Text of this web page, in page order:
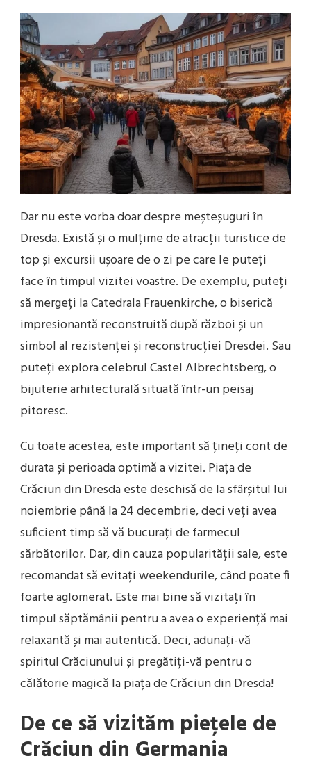
Dar nu este vorba doar despre meșteșuguri în
Dresda. Există și o mulțime de atracții turistice de
top și excursii ușoare de o zi pe care le puteți
face în timpul vizitei voastre. De exemplu, puteți
să mergeți la Catedrala Frauenkirche, o biserică
impresionantă reconstruită după război și un
simbol al rezistenței și reconstrucției Dresdei. Sau
puteți explora celebrul Castel Albrechtsberg, o
bijuterie arhitecturală situată într-un peisaj
pitoresc.
Cu toate acestea, este important să țineți cont de
durata și perioada optimă a vizitei. Piața de
Crăciun din Dresda este deschisă de la sfârșitul lui
noiembrie până la 24 decembrie, deci veți avea
suficient timp să vă bucurați de farmecul
sărbătorilor. Dar, din cauza popularității sale, este
recomandat să evitați weekendurile, când poate fi
foarte aglomerat. Este mai bine să vizitați în
timpul săptămânii pentru a avea o experiență mai
relaxantă și mai autentică. Deci, adunați-vă
spiritul Crăciunului și pregătiți-vă pentru o
călătorie magică la piața de Crăciun din Dresda!
De ce să vizităm piețele de
Crăciun din Germania